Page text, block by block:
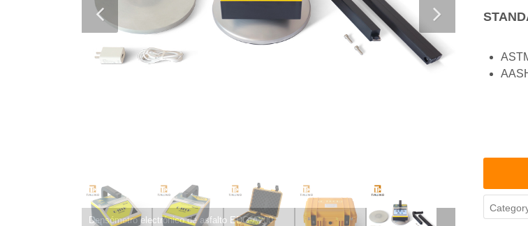
Densómetro electrónico de asfalto EDG-A200